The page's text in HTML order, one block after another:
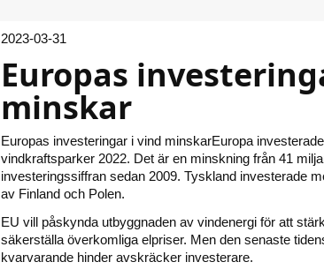
2023-03-31
Europas
minskar
Europas investeringar i vind minskarEuropa
vindkraftsparker 2022. Det är en minskning från 41
investeringssiffran sedan 2009. Tyskland investerade
av Finland och Polen.
EU vill påskynda utbyggnaden av vindenergi för att
säkerställa överkomliga elpriser. Men den senaste
kvarvarande hinder avskräcker investerare.